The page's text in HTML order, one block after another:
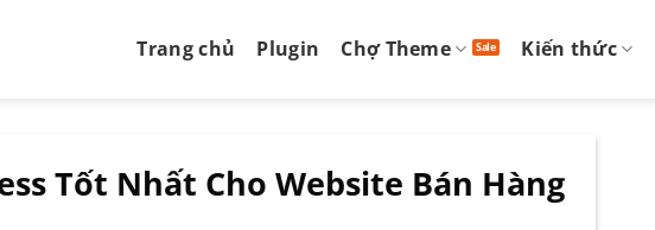
Trang chủ Plugin Chợ Theme Kiến thức
Tốt Nhất Cho Website Bán Hàng